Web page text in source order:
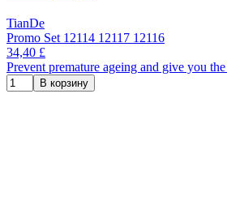
TianDe
Promo Set 12114 12117 12116
34,40 £
Prevent premature ageing and give you
В корзину